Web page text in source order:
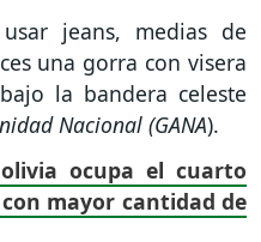
jeans, medias de
una gorra con visera
la bandera celeste
Nacional (GANA).
ocupa el cuarto
mayor cantidad de